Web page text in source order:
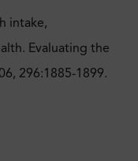
intake,
Evaluating the
296:1885-1899.